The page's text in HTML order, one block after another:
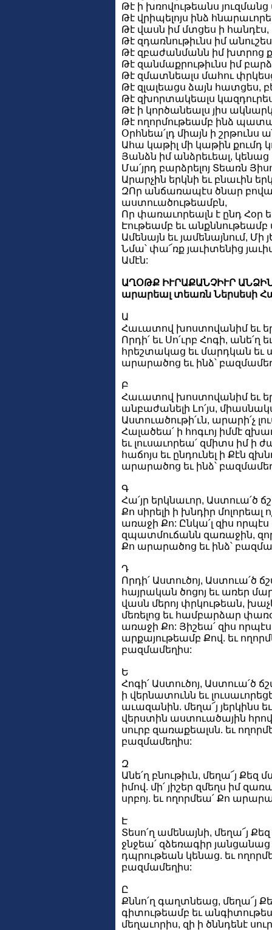
Թէ ի խռովութեանս
Թէ վրիպելոյս ինձ
Թէ վասն իմ մտցես ի հանդէս,
Թէ զդառնութիւնս իմ
Թէ զբաժանմանն իմ խտրոց
Թէ զանմաքրութիւնս իմ
Թէ զմատնեալս մահու
Թէ զլալեացս ձայն հատցես,
Թէ զխորտակեալս
Թէ ի կործանեալս յիս
Թէ ողորմութեամբ ինձ
Օրհնեա՛լդ միայն ի շրթունս
Ահա կաթիլ մի կաթին քումդ
Յանձն իմ անձրեւեալ, կենաց
Մա՛յրդ բարձրելոյ Տեառն
Արարչին երկնի եւ բնաւին
ԶՈր անճառապէս ծնար
աստուածութեամբն,
Որ փառաւորեալն է ընդ Հօր եւ
Էութեամբ եւ անքննութեամբ
Ամենայն եւ յամենայնում, Մի
Նմա՝ փա՜ռք յաւիտենից
Ամէն:
ԱՂՕԹՔ ԻՒՐԱՔԱՆՉԻՒՐ
արարեալ տեառն Ներսեսի
Ա
Հաւատով խոստովանիմ եւ
Որդի՛ եւ Սո՛ւրբ Հոգի, անե՛ղ
հրեշտակաց եւ մարդկան եւ
արարածոց եւ ինձ՝
Բ
Հաւատով խոստովանիմ եւ
անբաժանելի Լո՛յս,
Աստուածութի՛ւն, արարի՛չ
Հալածեա՛ ի հոգւոյ իմմէ
եւ լուսաւորեա՛ զմիտս իմ ի
հաճոյս եւ ընդունել ի Քէն
արարածոց եւ ինձ՝
Գ
Հա՛յր երկնաւոր, Աստուա՛ծ
Քո սիրելի ի խնդիր մոլորեալ
առաջի Քո: Ընկա՛լ զիս
զպատմուճանն զառաջին, զոր
Քո արարածոց եւ ինձ՝
Դ
Որդի՛ Աստուծոյ, Աստուա՛ծ
հայրական ծոցոյ եւ առեր
վասն մերոյ փրկութեան,
մեռելոց եւ համբարձար
առաջի Քո: Յիշեա՛ զիս
արքայութեամբ Քով. եւ
բազմամեղիս:
Ե
Հոգի՛ Աստուծոյ, Աստուա՛ծ
ի վերնատունն եւ
աւազանին. մեղա՜յ յերկինս
վերստին աստուածային հրով
սուրբ զառաքեալսն. եւ
բազմամեղիս:
Զ
Անե՛ղ բնութիւն, մեղա՜յ Քեզ
իմով. մի՛ յիշեր զմեղս իմ
սրբոյ. եւ ողորմեա՛ Քո
Է
Տեսո՛ղ ամենայնի, մեղա՜յ
ջնջեա՛ զձեռագիր յանցանաց
դպրութեան կենաց. եւ
բազմամեղիս:
Ը
Քննո՛ղ գաղտնեաց, մեղա՜յ
գիտութեամբ եւ
մեղաւորիս, զի ի ծննդենէ